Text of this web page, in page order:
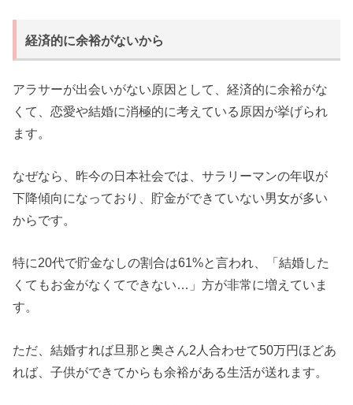
経済的に余裕がないから
アラサーが出会いがない原因として、経済的に余裕がな
くて、恋愛や結婚に消極的に考えている原因が挙げられ
ます。
なぜなら、昨今の日本社会では、サラリーマンの年収が
下降傾向になっており、貯金ができていない男女が多い
からです。
特に20代で貯金なしの割合は61%と言われ、「結婚した
くてもお金がなくてできない…」方が非常に増えていま
す。
ただ、結婚すれば旦那と奥さん2人合わせて50万円ほどあ
れば、子供ができてからも余裕がある生活が送れます。